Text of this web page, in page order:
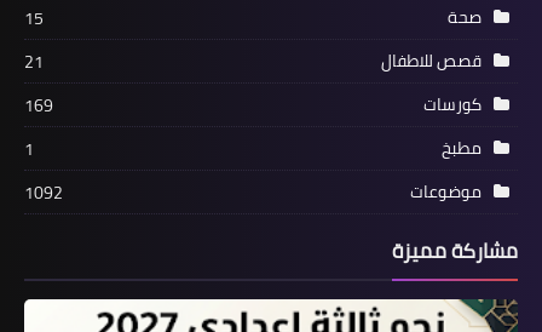
صحة
15
قصص للاطفال
21
كورسات
169
مطبخ
1
موضوعات
1092
مشاركة مميزة